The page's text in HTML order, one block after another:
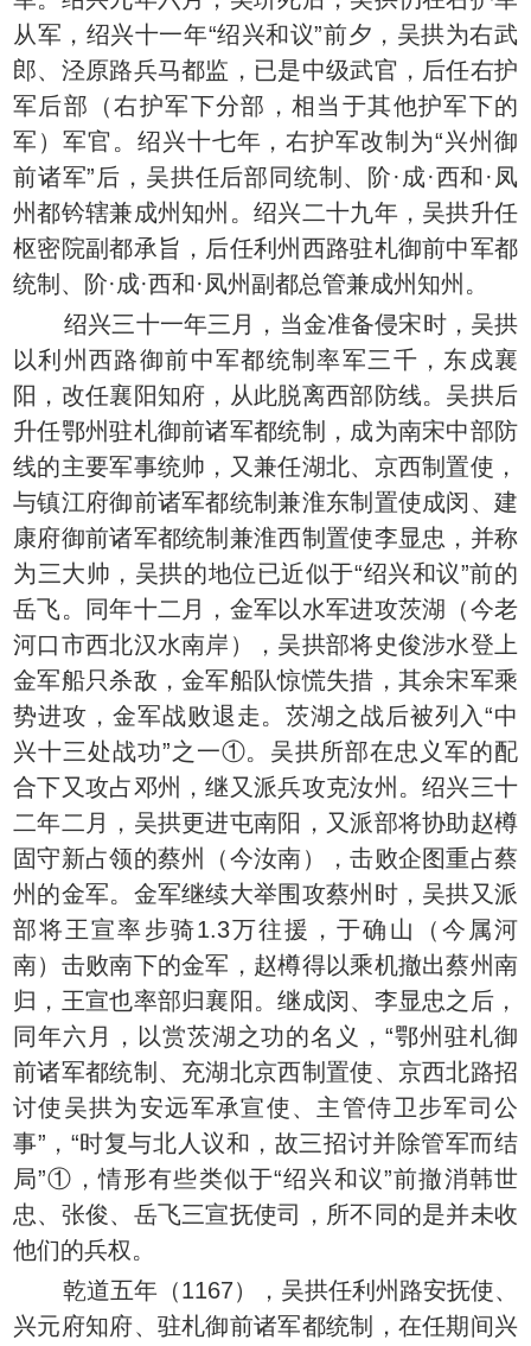
从军，绍兴十一年“绍兴和议”前夕，吴拱为右武
郎、泾原路兵马都监，已是中级武官，后任右护
军后部（右护军下分部，相当于其他护军下的
军）军官。绍兴十七年，右护军改制为“兴州御
前诸军”后，吴拱任后部同统制、阶·成·西和·凤
州都钤辖兼成州知州。绍兴二十九年，吴拱升任
枢密院副都承旨，后任利州西路驻札御前中军都
统制、阶·成·西和·凤州副都总管兼成州知州。
绍兴三十一年三月，当金准备侵宋时，吴拱
以利州西路御前中军都统制率军三千，东戍襄
阳，改任襄阳知府，从此脱离西部防线。吴拱后
升任鄂州驻札御前诸军都统制，成为南宋中部防
线的主要军事统帅，又兼任湖北、京西制置使，
与镇江府御前诸军都统制兼淮东制置使成闵、建
康府御前诸军都统制兼淮西制置使李显忠，并称
为三大帅，吴拱的地位已近似于“绍兴和议”前的
岳飞。同年十二月，金军以水军进攻茨湖（今老
河口市西北汉水南岸），吴拱部将史俊涉水登上
金军船只杀敌，金军船队惊慌失措，其余宋军乘
势进攻，金军战败退走。茨湖之战后被列入“中
兴十三处战功”之一①。吴拱所部在忠义军的配
合下又攻占邓州，继又派兵攻克汝州。绍兴三十
二年二月，吴拱更进屯南阳，又派部将协助赵樽
固守新占领的蔡州（今汝南），击败企图重占蔡
州的金军。金军继续大举围攻蔡州时，吴拱又派
部将王宣率步骑1.3万往援，于确山（今属河
南）击败南下的金军，赵樽得以乘机撤出蔡州南
归，王宣也率部归襄阳。继成闵、李显忠之后，
同年六月，以赏茨湖之功的名义，“鄂州驻札御
前诸军都统制、充湖北京西制置使、京西北路招
讨使吴拱为安远军承宣使、主管侍卫步军司公
事”，“时复与北人议和，故三招讨并除管军而结
局”①，情形有些类似于“绍兴和议”前撤消韩世
忠、张俊、岳飞三宣抚使司，所不同的是并未收
他们的兵权。
乾道五年（1167），吴拱任利州路安抚使、
兴元府知府、驻札御前诸军都统制，在任期间兴